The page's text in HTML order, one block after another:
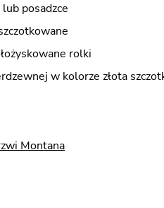
posadzce
rolki
w kolorze złota
Montana